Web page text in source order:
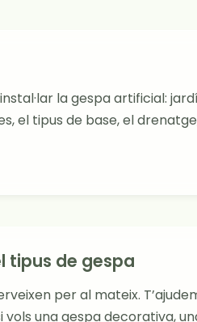
la gespa artificial:
el tipus de base, el
tipus de gespa
per al mateix.
vols una gespa decorativa,